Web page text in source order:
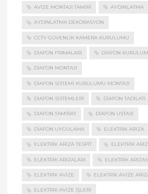
AVIZE MONTAJI TAMIRI AYDINLATMA
AYDINLATMA DEKORASYON
CCTV GÜVENLIK KAMERA KURULUMU
DIAFON FIRMALARI DIAFON
DIAFON MONTAJI
DIAFON SISTEMI KURULUMU MONTAJI
DIAFON SISTEMLERI DIAFON TADILATI
DIAFON TAMIRAT DIAFON USTASI
DIAFON UYGULAMA ELEKTRIK ARIZA
ELEKTRIK ARIZA TESPIT ELEKTRIK
ELEKTRIK ARIZALARI ELEKTRIK
ELEKTRIK AVIZE ELEKTRIK AVIZE
ELEKTRIK AVIZE İŞLERI